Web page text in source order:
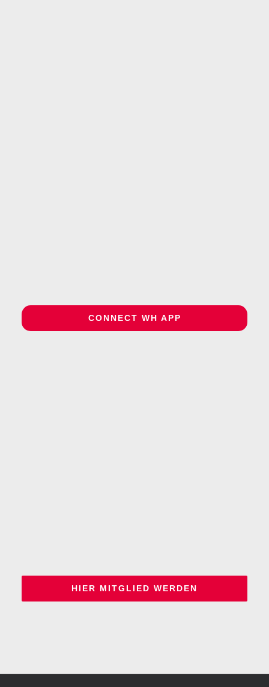
CONNECT WH APP
HIER MITGLIED WERDEN